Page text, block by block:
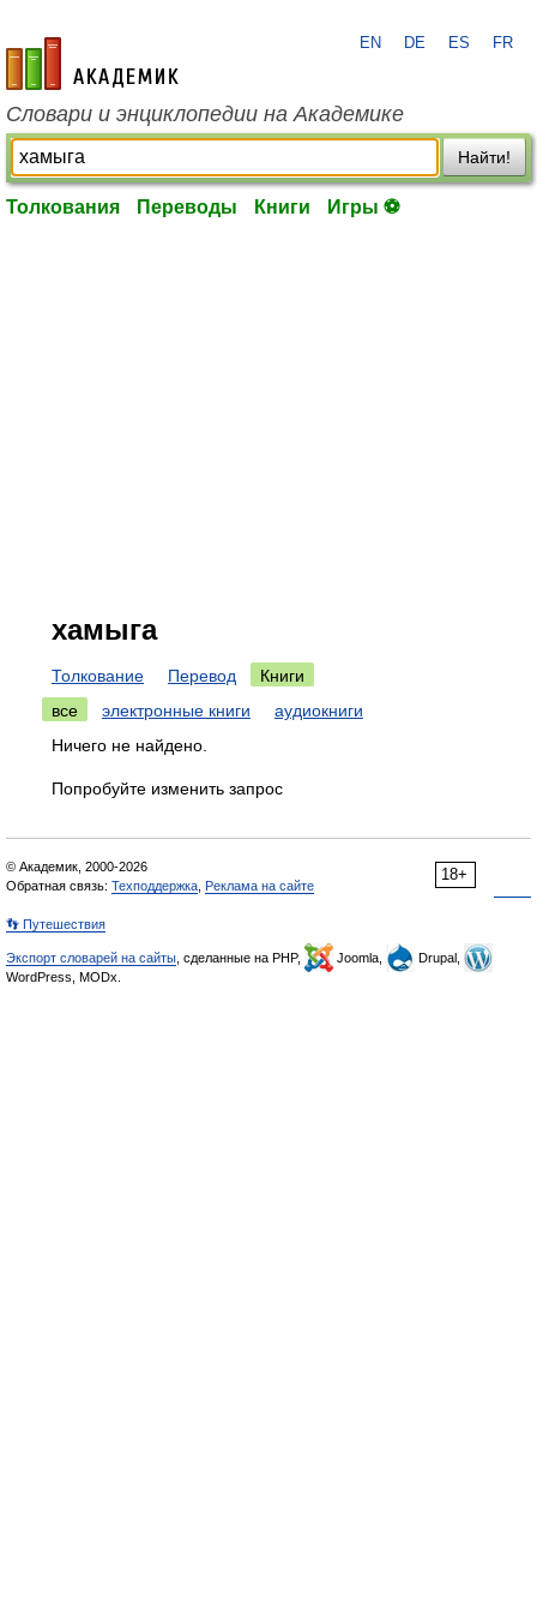
academic.ru
EN DE ES FR
Словари и энциклопедии на Академике
Найти!
Толкования Переводы Книги Игры ⚽
хамыга
Толкование Перевод
Книги
все
электронные книги
аудиокниги
Ничего не найдено.
Попробуйте изменить запрос
18+
© Академик, 2000-2026
Обратная связь: Техподдержка Реклама на сайте
👣 Путешествия
Экспорт словарей на сайты , сделанные на PHP, Joomla,
Drupal,
WordPress, MODx.